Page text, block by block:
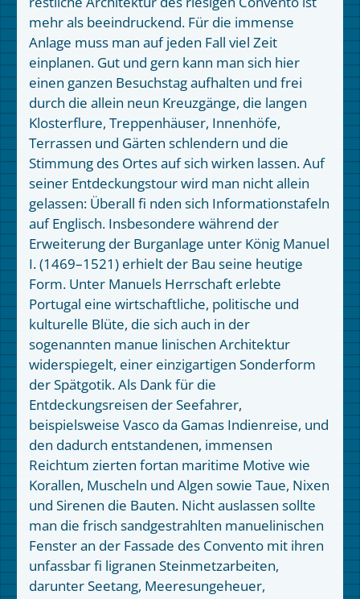
mehr als beeindruckend. Für die immense
Anlage muss man auf jeden Fall viel Zeit
einplanen. Gut und gern kann man sich hier
einen ganzen Besuchstag aufhalten und frei
durch die allein neun Kreuzgänge, die langen
Klosterflure, Treppenhäuser, Innenhöfe,
Terrassen und Gärten schlendern und die
Stimmung des Ortes auf sich wirken lassen. Auf
seiner Entdeckungstour wird man nicht allein
gelassen: Überall fi nden sich Informationstafeln
auf Englisch. Insbesondere während der
Erweiterung der Burganlage unter König Manuel
I. (1469–1521) erhielt der Bau seine heutige
Form. Unter Manuels Herrschaft erlebte
Portugal eine wirtschaftliche, politische und
kulturelle Blüte, die sich auch in der
sogenannten manue linischen Architektur
widerspiegelt, einer einzigartigen Sonderform
der Spätgotik. Als Dank für die
Entdeckungsreisen der Seefahrer,
beispielsweise Vasco da Gamas Indienreise, und
den dadurch entstandenen, immensen
Reichtum zierten fortan maritime Motive wie
Korallen, Muscheln und Algen sowie Taue, Nixen
und Sirenen die Bauten. Nicht auslassen sollte
man die frisch sandgestrahlten manuelinischen
Fenster an der Fassade des Convento mit ihren
unfassbar fi ligranen Steinmetzarbeiten,
darunter Seetang, Meeresungeheuer,